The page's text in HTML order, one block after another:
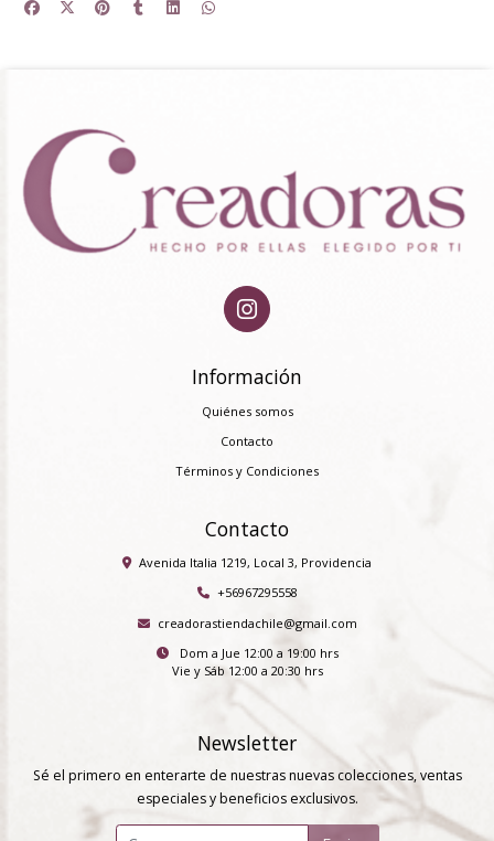
Información
Quiénes somos
Contacto
Términos y Condiciones
Contacto
Avenida Italia 1219, Local 3, Providencia
+56967295558
creadorastiendachile@gmail.com
Dom a Jue 12:00 a 19:00 hrs
Vie y Sáb 12:00 a 20:30 hrs
Newsletter
Sé el primero en enterarte de nuestras nuevas colecciones, ventas
especiales y beneficios exclusivos.